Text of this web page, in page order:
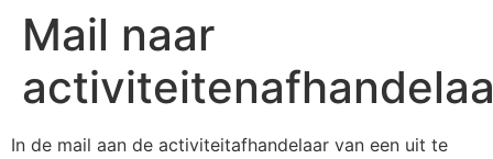
Mail naar
In de mail aan de activiteitafhandelaar van een uit te